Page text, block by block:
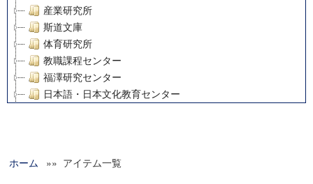
産業研究所
斯道文庫
体育研究所
教職課程センター
福澤研究センター
日本語・日本文化教育センター
グローバルリサーチインスティテュート
ホーム »» アイテム一覧